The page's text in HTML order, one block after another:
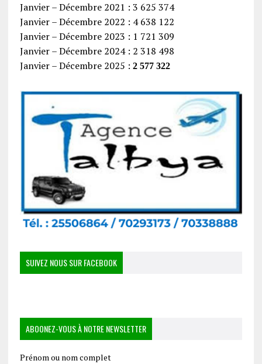
Janvier – Décembre 2021 : 3 625 374
Janvier – Décembre 2022 : 4 638 122
Janvier – Décembre 2023 : 1 721 309
Janvier – Décembre 2024 : 2 318 498
Janvier – Décembre 2025 : 2 577 322
SUIVEZ NOUS SUR FACEBOOK
ABOONEZ-VOUS À NOTRE NEWSLETTER
Prénom ou nom complet